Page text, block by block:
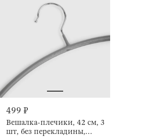
499 ₽
Вешалка-плечики, 42 см, 3
шт, без перекладины,